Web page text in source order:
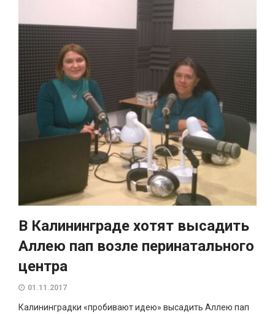
В Калининграде хотят высадить
Аллею пап возле перинатального
центра
01.11.2017
Калининградки «пробивают идею» высадить Аллею пап